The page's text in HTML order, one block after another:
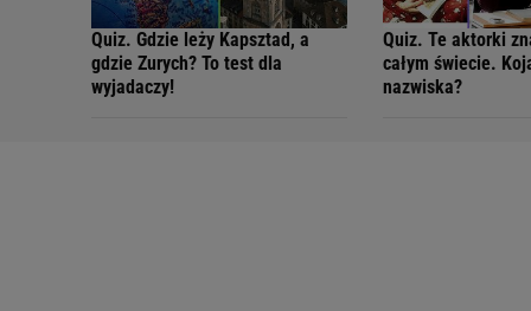
Quiz. Gdzie leży Kapsztad, a
gdzie Zurych? To test dla
wyjadaczy!
Quiz. Te aktorki
całym świecie.
nazwiska?